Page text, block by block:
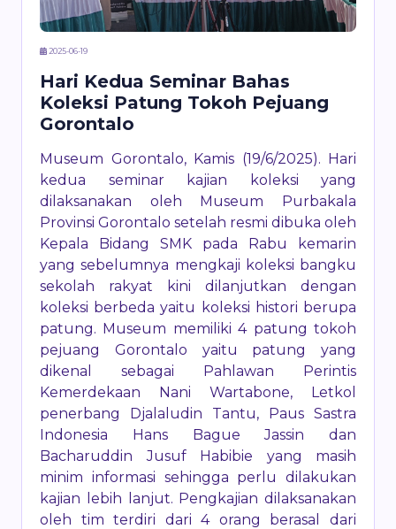
2025-06-19
Hari Kedua Seminar Bahas
Koleksi Patung Tokoh Pejuang
Gorontalo
Museum Gorontalo, Kamis (19/6/2025). Hari
kedua seminar kajian koleksi yang
dilaksanakan oleh Museum Purbakala
Provinsi Gorontalo setelah resmi dibuka oleh
Kepala Bidang SMK pada Rabu kemarin
yang sebelumnya mengkaji koleksi bangku
sekolah rakyat kini dilanjutkan dengan
koleksi berbeda yaitu koleksi histori berupa
patung. Museum memiliki 4 patung tokoh
pejuang Gorontalo yaitu patung yang
dikenal sebagai Pahlawan Perintis
Kemerdekaan Nani Wartabone, Letkol
penerbang Djalaludin Tantu, Paus Sastra
Indonesia Hans Bague Jassin dan
Bacharuddin Jusuf Habibie yang masih
minim informasi sehingga perlu dilakukan
kajian lebih lanjut. Pengkajian dilaksanakan
oleh tim terdiri dari 4 orang berasal dari